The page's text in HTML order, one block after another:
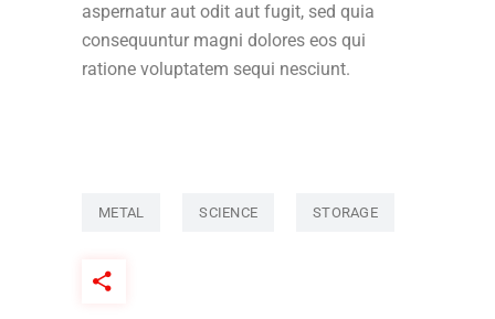
aspernatur aut odit aut fugit, sed quia
consequuntur magni dolores eos qui
ratione voluptatem sequi nesciunt.
METAL SCIENCE STORAGE